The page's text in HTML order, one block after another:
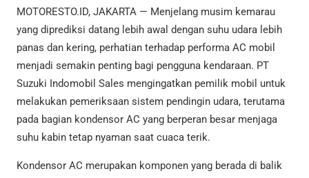
MOTORESTO.ID, JAKARTA — Menjelang musim kemarau
yang diprediksi datang lebih awal dengan suhu udara lebih
panas dan kering, perhatian terhadap performa AC mobil
menjadi semakin penting bagi pengguna kendaraan. PT
Suzuki Indomobil Sales mengingatkan pemilik mobil untuk
melakukan pemeriksaan sistem pendingin udara, terutama
pada bagian kondensor AC yang berperan besar menjaga
suhu kabin tetap nyaman saat cuaca terik.
Kondensor AC merupakan komponen yang berada di balik